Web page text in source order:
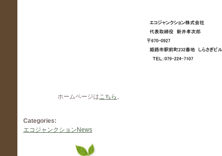
ホームページはこちら 。
Categories:
エコジャンクションNews